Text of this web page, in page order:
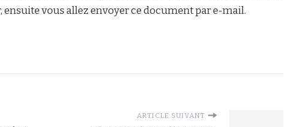
vous allez envoyer ce document par e-mail.
ARTICLE SUIVANT